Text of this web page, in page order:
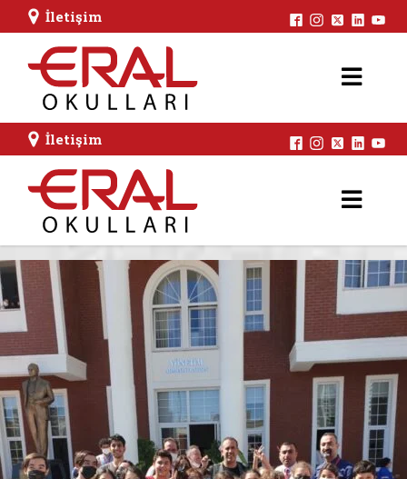
İletişim
İletişim